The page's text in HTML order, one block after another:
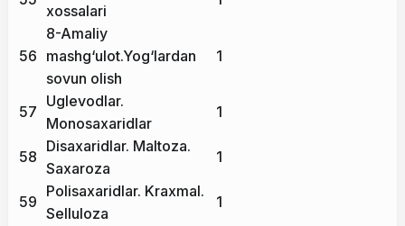
xossalari
56
8-Amaliy
mashg‘ulot.Yog‘lardan
sovun olish
1
57
Uglevodlar.
Monosaxaridlar
1
58
Disaxaridlar. Maltoza.
Saxaroza
1
59
Polisaxaridlar. Kraxmal.
Selluloza
1